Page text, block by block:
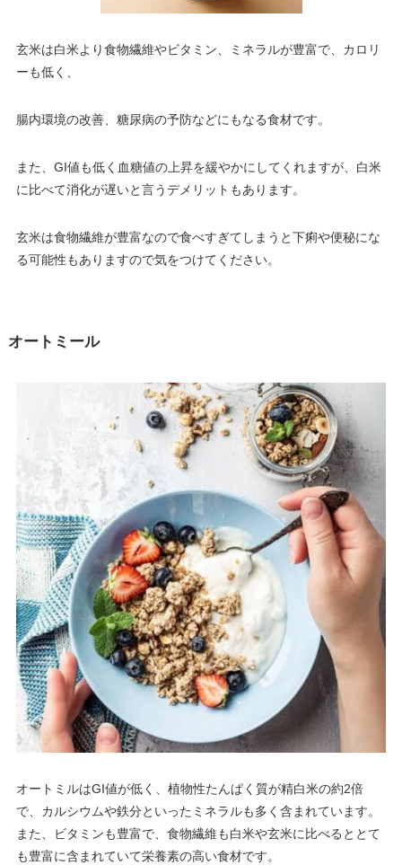
玄米は白米より食物繊維やビタミン、ミネラルが豊富で、カロリ
ーも低く、
腸内環境の改善、糖尿病の予防などにもなる食材です。
また、GI値も低く血糖値の上昇を緩やかにしてくれますが、白米
に比べて消化が遅いと言うデメリットもあります。
玄米は食物繊維が豊富なので食べすぎてしまうと下痢や便秘にな
る可能性もありますので気をつけてください。
オートミール
オートミルはGI値が低く、植物性たんぱく質が精白米の約2倍
で、カルシウムや鉄分といったミネラルも多く含まれています。
また、ビタミンも豊富で、食物繊維も白米や玄米に比べるととて
も豊富に含まれていて栄養素の高い食材です。